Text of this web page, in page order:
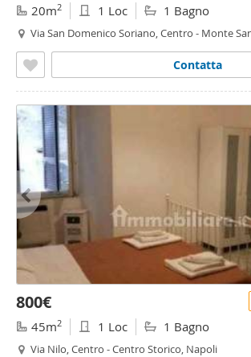
20m2 1 Loc 1 Bagno
Via San Domenico Soriano, Centro - Monte
Contatta
800€
45m2 1 Loc 1 Bagno
Via Nilo, Centro - Centro Storico, Napoli